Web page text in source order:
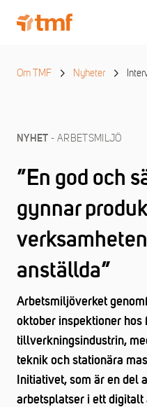
Om TMF Nyheter
NYHET - ARBETSMILJÖ
”En god och
gynnar
anställda”
Arbetsmiljöverket
oktober inspektioner hos
tillverkningsindustrin,
teknik och stationära
Initiativet, som är en del
arbetsplatser i ett digitalt